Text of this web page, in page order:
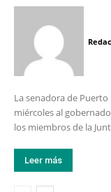
La senadora de
miércoles al
los miembros de la
Leer más